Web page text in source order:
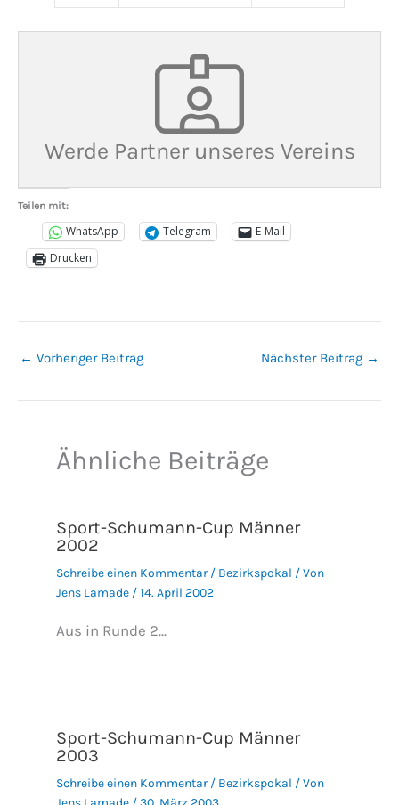
Werde Partner unseres Vereins
Teilen mit:
WhatsApp Telegram
E-Mail
Drucken
← Vorheriger Beitrag Nächster Beitrag →
Ähnliche Beiträge
Sport-Schumann-Cup Männer
2002
Schreibe einen Kommentar / Bezirkspokal / Von
Jens Lamade /14. April 2002
Aus in Runde 2...
Sport-Schumann-Cup Männer
2003
Schreibe einen Kommentar / Bezirkspokal / Von